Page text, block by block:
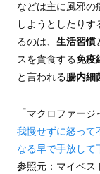
などは主に風邪の
しようとしたり
るのは、 生活習慣
スを貪食する免疫
と言われる腸内細
「マクロファー
我慢せずに怒っ
なる早で手放して
参照元：マイベス